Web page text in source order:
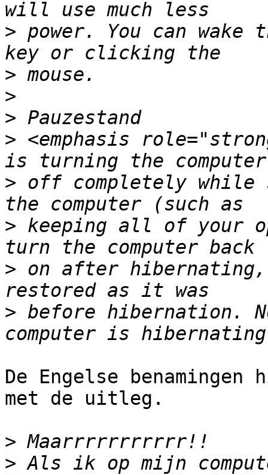
> power. You can wake
>
>
>
> <emphasis
> off completely
> keeping all of your
> on after
> before hibernation.
De Engelse
met de uitleg.
>
> Als ik op mijn